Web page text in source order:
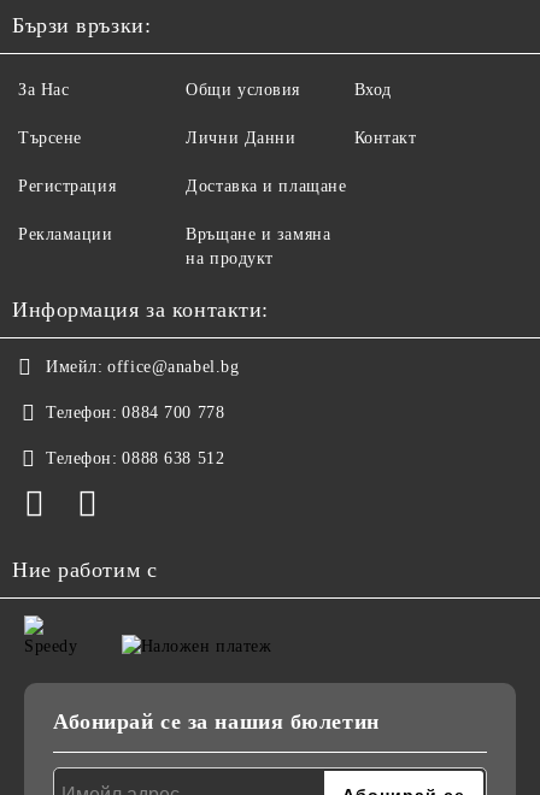
Бързи връзки:
За Нас
Търсене
Регистрация
Рекламации
Общи условия
Лични Данни
Доставка и плащане
Връщане и замяна
на продукт
Вход
Контакт
Информация за контакти:
Имейл: office@anabel.bg
Телефон: 0884 700 778
Телефон: 0888 638 512
Ние работим с
Абонирай се за нашия бюлетин